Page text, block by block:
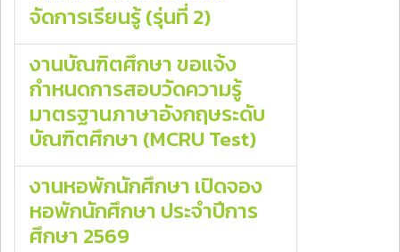
จัดการเรียนรู้ (รุ่นที่ 2)
งานบัณฑิตศึกษา ขอแจ้ง
กำหนดการสอบวัดความรู้
มาตรฐานภาษาอังกฤษระดับ
บัณฑิตศึกษา (MCRU Test)
งานหอพักนักศึกษา เปิดจอง
หอพักนักศึกษา ประจำปีการ
ศึกษา 2569